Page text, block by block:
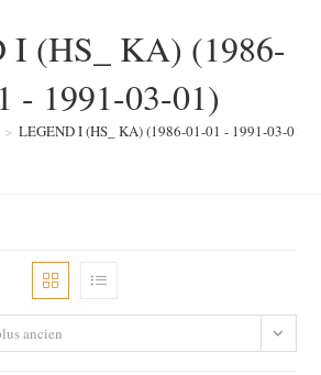
I (HS_ KA) (1986-
- 1991-03-01)
> LEGEND I (HS_ KA) (1986-01-01 - 1991-03-01)
ancien